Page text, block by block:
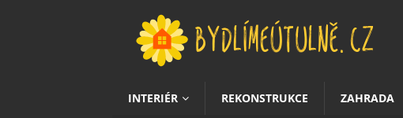
INTERIÉR REKONSTRUKCE ZAHRADA